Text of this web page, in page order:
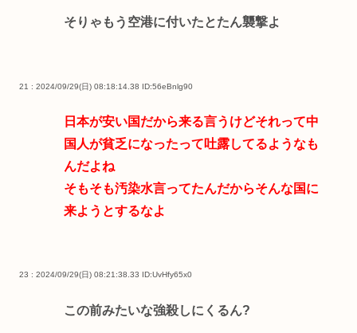
そりゃもう空港に付いたとたん襲撃よ
21 : 2024/09/29(日) 08:18:14.38 ID:56eBnlg90
日本が安い国だから来る言うけどそれって中
国人が貧乏になったって吐露してるようなも
んだよね
そもそも汚染水言ってたんだからそんな国に
来ようとするなよ
23 : 2024/09/29(日) 08:21:38.33 ID:UvHfy65x0
この前みたいな強殺しにくるん?